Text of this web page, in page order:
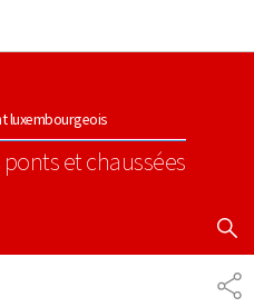
principal
luxembourgeois
et chaussées